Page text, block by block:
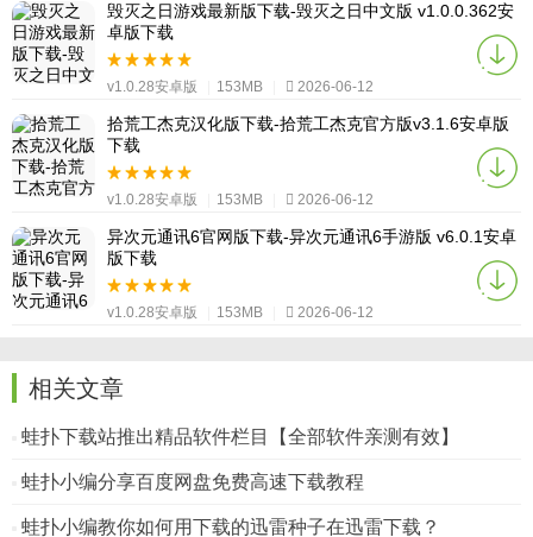
毁灭之日游戏最新版下载-毁灭之日中文版 v1.0.0.362安
卓版下载
v1.0.28安卓版 153MB 2026-06-12
拾荒工杰克汉化版下载-拾荒工杰克官方版v3.1.6安卓版
下载
v1.0.28安卓版 153MB 2026-06-12
异次元通讯6官网版下载-异次元通讯6手游版 v6.0.1安卓
版下载
v1.0.28安卓版 153MB 2026-06-12
相关文章
蛙扑下载站推出精品软件栏目【全部软件亲测有效】
蛙扑小编分享百度网盘免费高速下载教程
蛙扑小编教你如何用下载的迅雷种子在迅雷下载？